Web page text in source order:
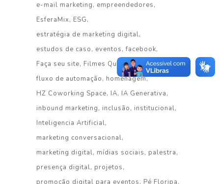
e-mail marketing
empreendedores
EsferaMix
ESG
estratégia de marketing digital
estudos de caso
eventos facebook
Faça seu site Filmes Que Voam
fluxo de automação
homenagem
HZ Coworking Space IA IA Generativa
inbound marketing
inclusão
institucional
Inteligencia Artificial
marketing conversacional
marketing digital mídias sociais
palestra
presença digital projetos
promoção digital para eventos
Pé Floripa